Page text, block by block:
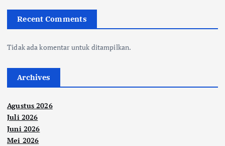
Recent Comments
Tidak ada komentar untuk ditampilkan.
Archives
Agustus 2026
Juli 2026
Juni 2026
Mei 2026